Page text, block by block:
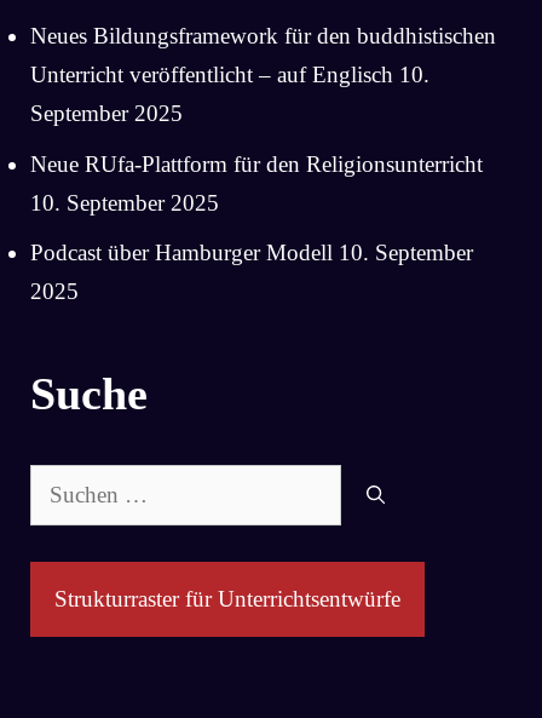
Neues Bildungsframework für den buddhistischen
Unterricht veröffentlicht – auf Englisch 10.
September 2025
Neue RUfa-Plattform für den Religionsunterricht
10. September 2025
Podcast über Hamburger Modell 10. September
2025
Suche
Suchen
nach:
Strukturraster für Unterrichtsentwürfe